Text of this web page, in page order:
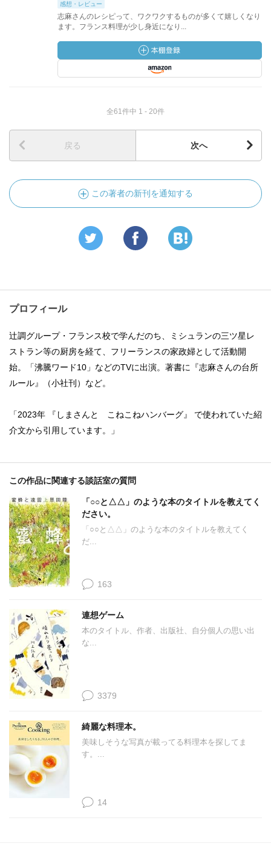
感想・レビュー
志麻さんのレシピって、ワクワクするものが多くて嬉しくなり
ます。フランス料理が少し身近になり...
全61件中 1 - 20件
戻る 次へ
この著者の新刊を通知する
プロフィール
辻調グループ・フランス校で学んだのち、ミシュランの三ツ星レ
ストラン等の厨房を経て、フリーランスの家政婦として活動開
始。「沸騰ワード10」などのTVに出演。著書に『志麻さんの台所
ルール』（小社刊）など。
「2023年 『しまさんと こねこねハンバーグ』 で使われていた紹
介文から引用しています。」
この作品に関連する談話室の質問
「○○と△△」のような本のタイトルを教えてく
ださい。
「○○と△△」のような本のタイトルを教えてく
だ...
163
連想ゲーム
本のタイトル、作者、出版社、自分個人の思い出
な...
3379
綺麗な料理本。
美味しそうな写真が載ってる料理本を探してま
す。...
14